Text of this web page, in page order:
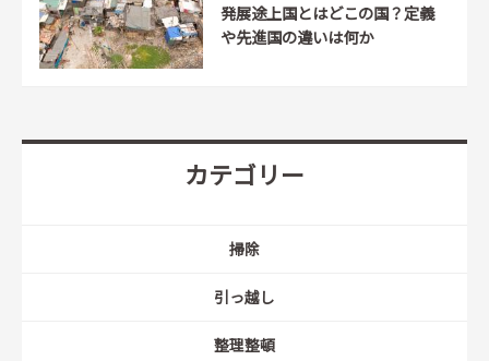
発展途上国とはどこの国？定義
や先進国の違いは何か
カテゴリー
掃除
引っ越し
整理整頓